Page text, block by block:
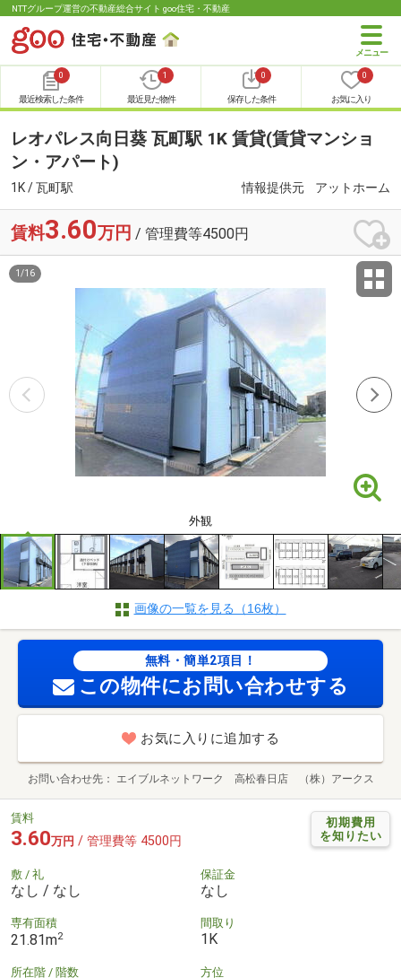
NTTグループ運営の不動産総合サイト goo住宅・不動産
0
最近検索した条件
1
最近見た物件
0
保存した条件
0
お気に入り
レオパレス向日葵 瓦町駅 1K 賃貸(賃貸マンショ
ン・アパート)
1K / 瓦町駅 情報提供元 アットホーム
賃料3.60万円 / 管理費等4500円
外観
1 /16
画像の一覧を見る（16枚）
無料・簡単2項目！
この物件にお問い合わせする
お気に入りに追加する
お問い合わせ先 エイブルネットワーク 高松春日店 （株）アークス
初期費用
を知りたい
賃料
3.60万円 / 管理費等 4500円
敷 / 礼
なし / なし
保証金
なし
専有面積
21.81m2
間取り
1K
所在階 / 階数 方位